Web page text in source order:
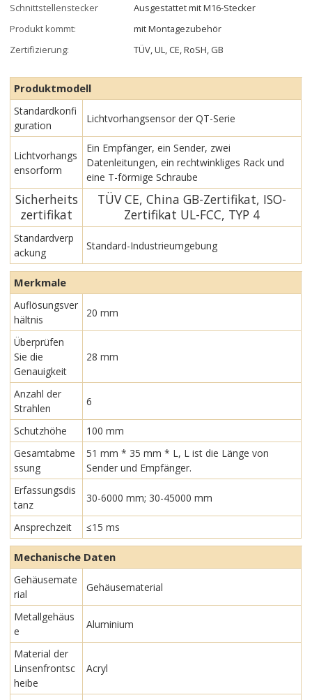
Schnittstellenstecker
Ausgestattet mit M16-Stecker
Produkt kommt:
mit Montagezubehör
Zertifizierung:
TÜV, UL, CE, RoSH, GB
Produktmodell
Standardkonfi
guration
Lichtvorhangsensor der QT-Serie
Lichtvorhangs
ensorform
Ein Empfänger, ein Sender, zwei
Datenleitungen, ein rechtwinkliges Rack und
eine T-förmige Schraube
Sicherheits
zertifikat
TÜV CE, China GB-Zertifikat, ISO-
Zertifikat UL-FCC, TYP 4
Standardverp
ackung
Standard-Industrieumgebung
Merkmale
Auflösungsver
hältnis
20 mm
Überprüfen
Sie die
Genauigkeit
28 mm
Anzahl der
Strahlen
6
Schutzhöhe
100 mm
Gesamtabme
ssung
51 mm * 35 mm * L, L ist die Länge von
Sender und Empfänger.
Erfassungsdis
tanz
30-6000 mm; 30-45000 mm
Ansprechzeit ≤15 ms
Mechanische Daten
Gehäusemate
rial
Gehäusematerial
Metallgehäus
e
Aluminium
Material der
Linsenfrontsc
heibe
Acryl